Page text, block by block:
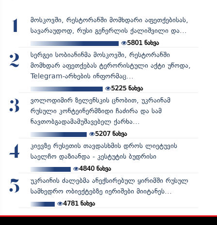
1
მოსკოვში, რესტორანში მომხდარი აფეთქებისას,
სავარაუდოდ, რუსი გენერლის ქალიშვილი და...
5801 ნახვა
2
სერგეი სობიანინმა მოსკოვში, რესტორანში
მომხდარ აფეთქებას ტერორისტული აქტი უწოდა,
Telegram-არხების ინფორმაც...
5225ნახვა
3
ვოლოდიმირ ზელენსკის ცნობით, უკრაინამ
რუსული კონტეინერმზიდი ჩაძირა და სამ
ნავთობგადამამუშავებელ ქარხა...
5207ნახვა
4
კიევზე რუსეთის თავდასხმის დროს ლიეტუვის
საელჩო დაზიანდა - კესტუტის ბუდრისი
4840ნახვა
5
უკრაინის ძალებმა ანექსირებულ ყირიმში რუსულ
სამხედრო ობიექტებზე იერიშები მიიტანეს...
4781ნახვა